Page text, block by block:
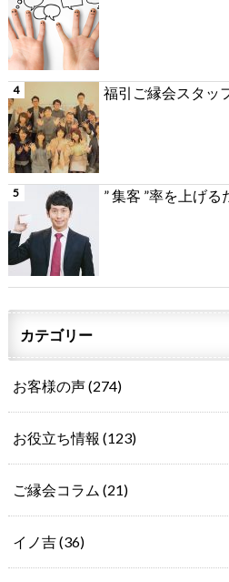
福引ご縁会スタッフ
” 集客 ”率を上げる
カテゴリー
お客様の声(274)
お役立ち情報 (123)
ご縁会コラム (21)
イノ吉(36)